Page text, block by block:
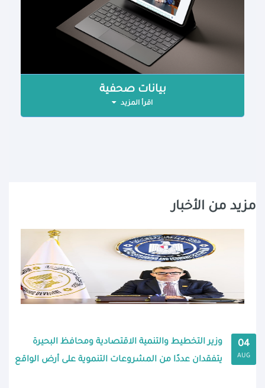
بيانات صحفية
اقرأ المزيد
مزيد من الأخبار
04
AUG
وزير التخطيط والتنمية الاقتصادية ومحافظ البحيرة
يتفقدان عددًا من المشروعات التنموية على أرض الواقع